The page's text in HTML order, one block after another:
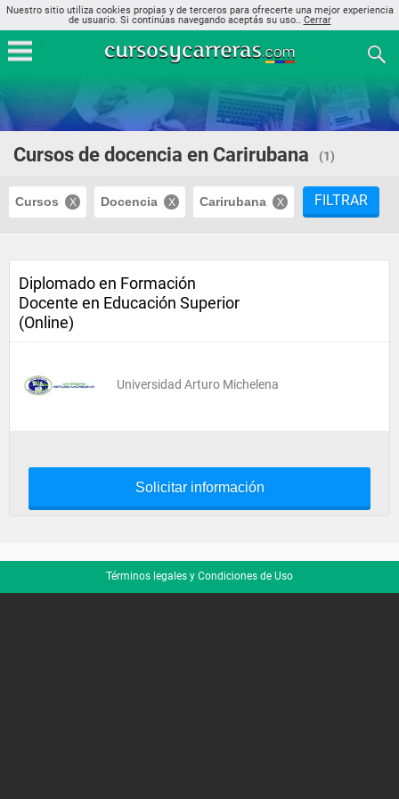
Nuestro sitio utiliza cookies propias y de terceros para ofrecerte una mejor experiencia
de usuario. Si continúas navegando aceptás su uso.. Cerrar
Cursos de docencia en Carirubana (1)
Cursos Docencia Carirubana FILTRAR
Diplomado en Formación
Docente en Educación Superior
(Online)
Universidad Arturo Michelena
Solicitar información
Términos legales y Condiciones de Uso